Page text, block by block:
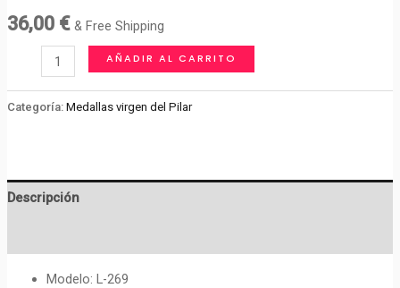
36,00 € & Free Shipping
Virgen
del
AÑADIR AL CARRITO
Categoría: Medallas virgen del Pilar
Descripción
Modelo: L-269